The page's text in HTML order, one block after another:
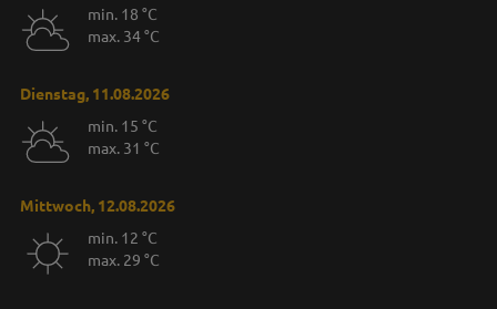
min. 18 °C
max. 34 °C
Dienstag, 11.08.2026
min. 15 °C
max. 31 °C
Mittwoch, 12.08.2026
min. 12 °C
max. 29 °C